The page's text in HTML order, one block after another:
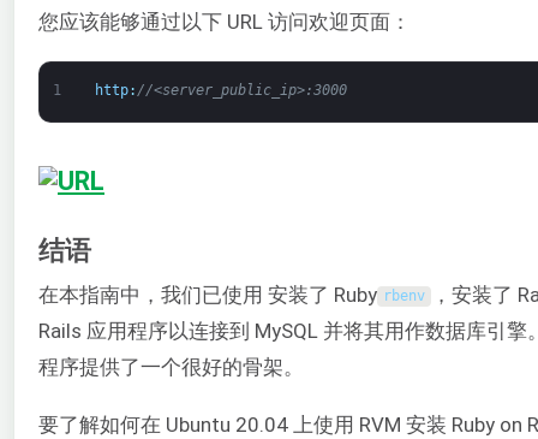
您应该能够通过以下 URL 访问欢迎页面：
1 http: //<server_public_ip>:3000
结语
在本指南中，我们已使用 安装了 Ruby rbenv ，安装了
Rails 应用程序以连接到 MySQL 并将其用作数据库引
程序提供了一个很好的骨架。
要了解如何在 Ubuntu 20.04 上使用 RVM 安装 Ruby on